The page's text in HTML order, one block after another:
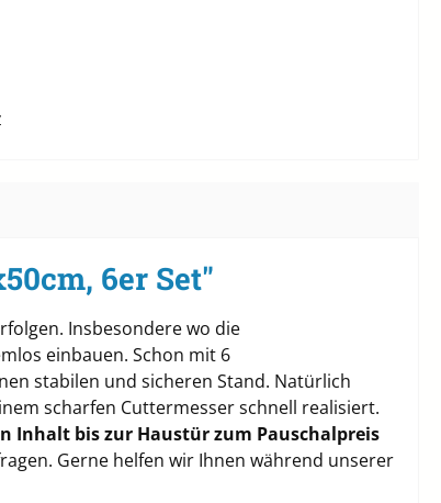
6er Set"
Insbesondere wo die
einbauen. Schon mit 6
stabilen und sicheren Stand. Natürlich
scharfen Cuttermesser schnell realisiert.
Inhalt bis zur Haustür zum Pauschalpreis
Gerne helfen wir Ihnen während unserer